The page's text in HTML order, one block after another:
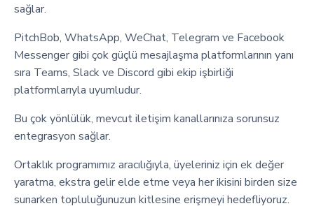
sağlar.
PitchBob, WhatsApp, WeChat, Telegram ve Facebook
Messenger gibi çok güçlü mesajlaşma platformlarının yanı
sıra Teams, Slack ve Discord gibi ekip işbirliği
platformlarıyla uyumludur.
Bu çok yönlülük, mevcut iletişim kanallarınıza sorunsuz
entegrasyon sağlar.
Ortaklık programımız aracılığıyla, üyeleriniz için ek değer
yaratma, ekstra gelir elde etme veya her ikisini birden size
sunarken topluluğunuzun kitlesine erişmeyi hedefliyoruz.